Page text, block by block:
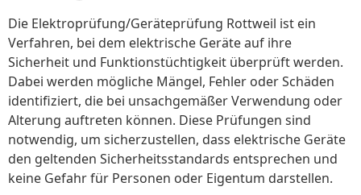
Die Elektroprüfung/Geräteprüfung Rottweil ist ein
Verfahren, bei dem elektrische Geräte auf ihre
Sicherheit und Funktionstüchtigkeit überprüft werden.
Dabei werden mögliche Mängel, Fehler oder Schäden
identifiziert, die bei unsachgemäßer Verwendung oder
Alterung auftreten können. Diese Prüfungen sind
notwendig, um sicherzustellen, dass elektrische Geräte
den geltenden Sicherheitsstandards entsprechen und
keine Gefahr für Personen oder Eigentum darstellen.